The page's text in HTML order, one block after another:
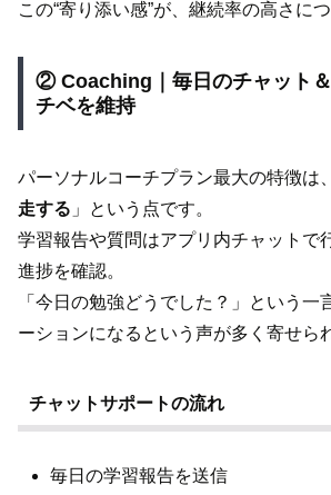
この“寄り添い感”が、継続率の高さに
② Coaching｜毎日のチャット
チベを維持
パーソナルコーチプラン最大の特徴は
走する 」という点です。
学習報告や質問はアプリ内チャットで
進捗を確認。
「今日の勉強どうでした？」という一
ーションになるという声が多く寄せら
チャットサポートの流れ
毎日の学習報告を送信